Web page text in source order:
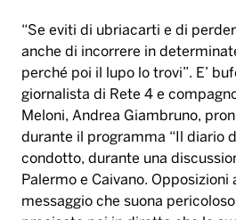
“Se eviti di ubriacarti e di
anche di incorrere in
perché poi il lupo lo trovi”. E’
giornalista di Rete 4 e
Meloni, Andrea Giambruno,
durante il programma “Il diario
condotto, durante una
Palermo e Caivano. Opposizioni
messaggio che suona